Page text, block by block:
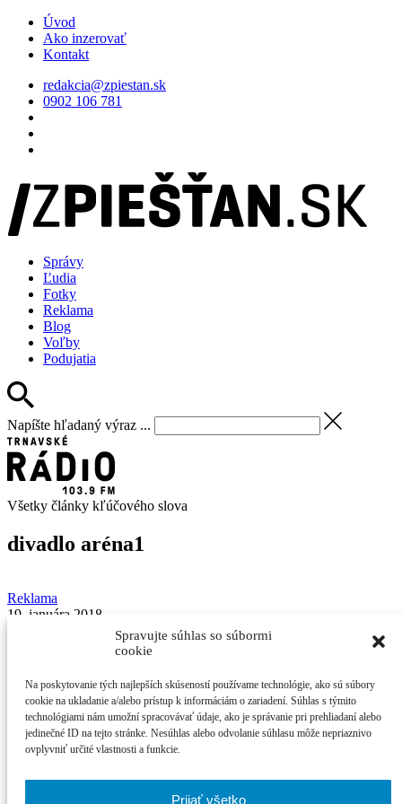
Spravujte súhlas so súbormi
cookie
Na poskytovanie tých najlepších skúseností používame technológie, ako sú súbory
cookie na ukladanie a/alebo prístup k informáciám o zariadení. Súhlas s týmito
technológiami nám umožní spracovávať údaje, ako je správanie pri prehliadaní alebo
jedinečné ID na tejto stránke. Nesúhlas alebo odvolanie súhlasu môže nepriaznivo
ovplyvniť určité vlastnosti a funkcie.
Prijať všetko
Úvod
Ako inzerovať
Kontakt
redakcia@zpiestan.sk
0902 106 781
Správy
Ľudia
Fotky
Reklama
Blog
Voľby
Podujatia
Napíšte hľadaný výraz ...
Všetky články kľúčového slova
divadlo aréna1
Reklama
19. januára 2018
zverinec s Emíliou Vášáryovou
Jeden z najznámejších titulov svetovej drámy ponúkajúci hercom
veľké charaktery, ...
Najčítanejšie